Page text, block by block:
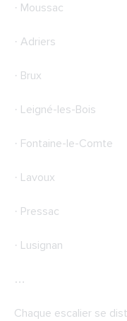
· Moussac
· Adriers
· Brux
· Leigné-les-Bois
· Fontaine-le-Comte
· Lavoux
· Pressac
· Lusignan
…
Chaque escalier se